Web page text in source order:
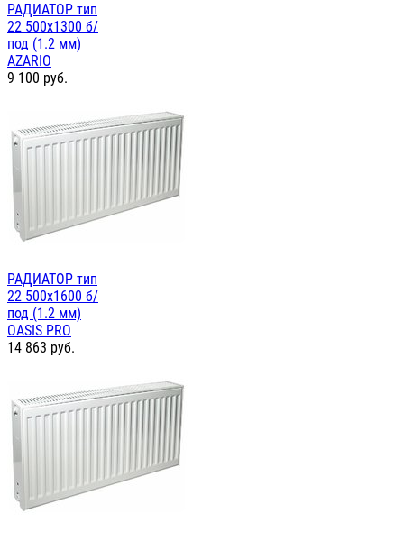
РАДИАТОР тип
22 500х1300 б/
под (1.2 мм)
AZARIO
9 100 руб.
РАДИАТОР тип
22 500х1600 б/
под (1.2 мм)
OASIS PRO
14 863 руб.